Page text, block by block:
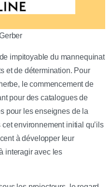
impitoyable du mannequinat
et de détermination. Pour
le commencement de
pour des catalogues de
pour les enseignes de la
environnement initial qu’ils
à développer leur
interagir avec les